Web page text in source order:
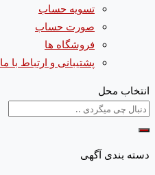
تسویه حساب
صورت حساب
فروشگاه ها
پشتیبانی و ارتباط با ما
انتخاب محل
دسته بندی آگهی